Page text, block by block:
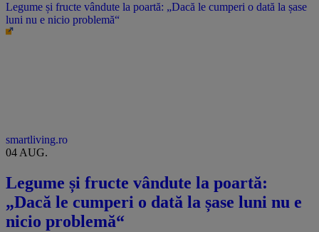
Legume și fructe vândute la poartă: „Dacă le cumperi o dată la șase
luni nu e nicio problemă“
smartliving.ro
04 AUG.
Legume și fructe vândute la poartă:
„Dacă le cumperi o dată la șase luni nu e
nicio problemă“